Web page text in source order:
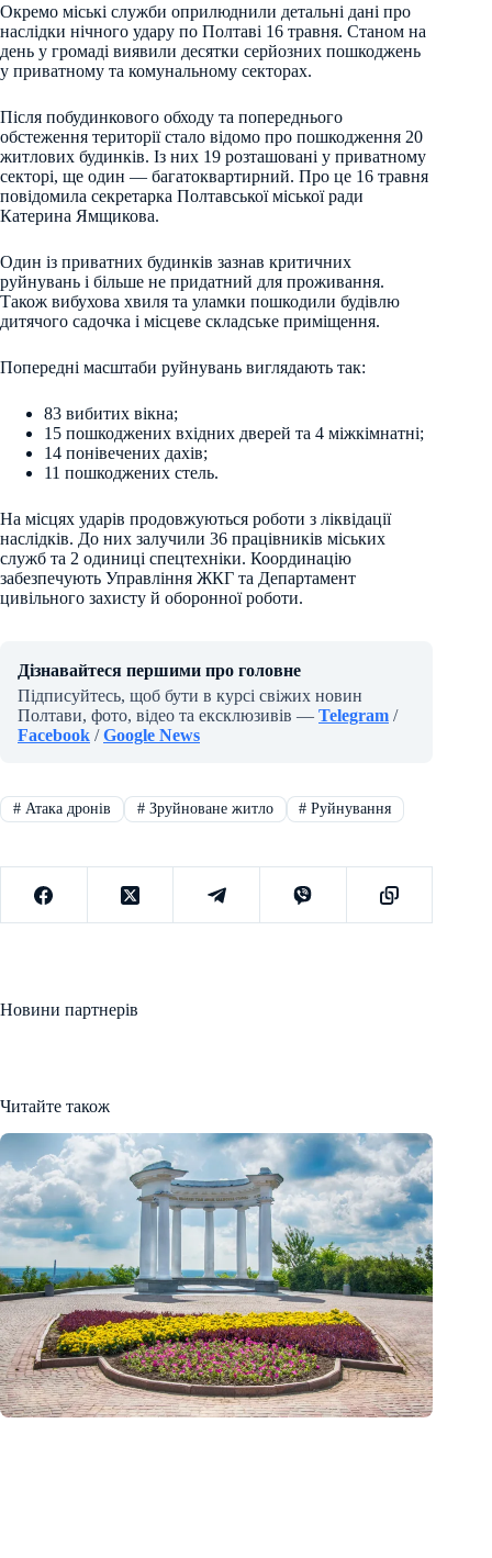
Окремо міські служби оприлюднили детальні дані про
наслідки нічного удару по Полтаві 16 травня. Станом на
день у громаді виявили десятки серйозних пошкоджень
у приватному та комунальному секторах.
Після побудинкового обходу та попереднього
обстеження території стало відомо про пошкодження 20
житлових будинків. Із них 19 розташовані у приватному
секторі, ще один — багатоквартирний. Про це 16 травня
повідомила секретарка Полтавської міської ради
Катерина Ямщикова.
Один із приватних будинків зазнав критичних
руйнувань і більше не придатний для проживання.
Також вибухова хвиля та уламки пошкодили будівлю
дитячого садочка і місцеве складське приміщення.
Попередні масштаби руйнувань виглядають так:
83 вибитих вікна;
15 пошкоджених вхідних дверей та 4 міжкімнатні;
14 понівечених дахів;
11 пошкоджених стель.
На місцях ударів продовжуються роботи з ліквідації
наслідків. До них залучили 36 працівників міських
служб та 2 одиниці спецтехніки. Координацію
забезпечують Управління ЖКГ та Департамент
цивільного захисту й оборонної роботи.
Дізнавайтеся першими про головне
Підписуйтесь, щоб бути в курсі свіжих новин
Полтави, фото, відео та ексклюзивів — Telegram /
Facebook /Google News
#Атака дронів #Зруйноване житло # Руйнування
Новини партнерів
Читайте також